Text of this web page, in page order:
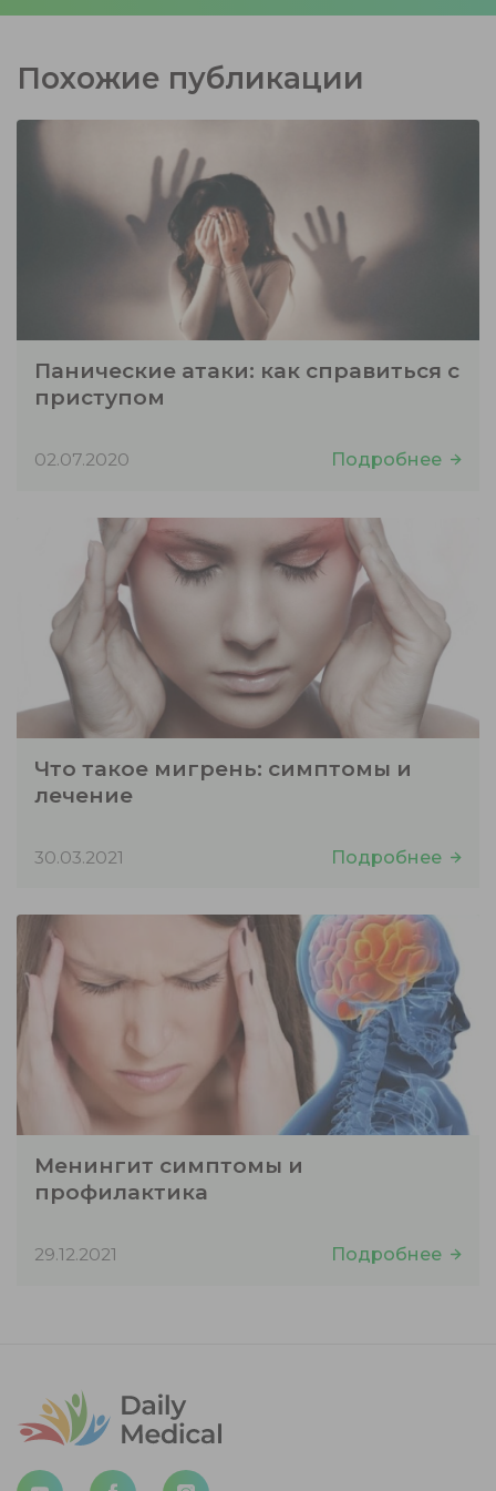
Похожие публикации
Панические атаки: как справиться с
приступом
02.07.2020 Подробнее
Что такое мигрень: симптомы и
лечение
30.03.2021 Подробнее
Менингит симптомы и
профилактика
29.12.2021 Подробнее